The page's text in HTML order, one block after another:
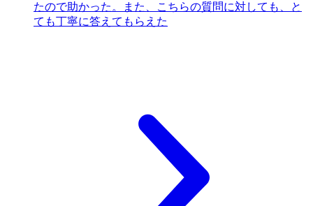
たので助かった。また、こちらの質問に対しても、と
ても丁寧に答えてもらえた